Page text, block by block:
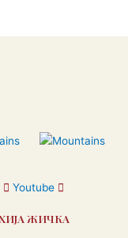
Youtube
ЖИЧКА